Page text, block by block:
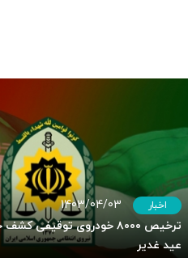
اخبار
1403/04/03
ترخیص ۸۰۰۰ خودروی
عید غدیر